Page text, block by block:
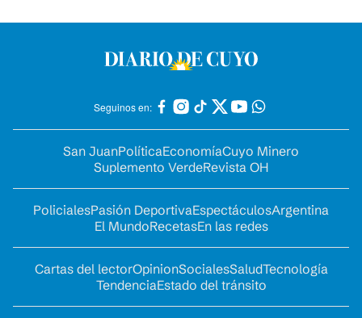
Seguinos en:
San JuanPolíticaEconomíaCuyo Minero
Suplemento VerdeRevista OH
PolicialesPasión DeportivaEspectáculosArgentina
El MundoRecetasEn las redes
Cartas del lectorOpinionSocialesSaludTecnología
TendenciaEstado del tránsito